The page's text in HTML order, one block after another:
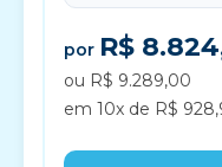
por R$
ou R$ 9.289,00
em 10x de R$